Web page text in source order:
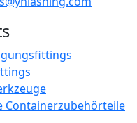
Containerzubehörteile